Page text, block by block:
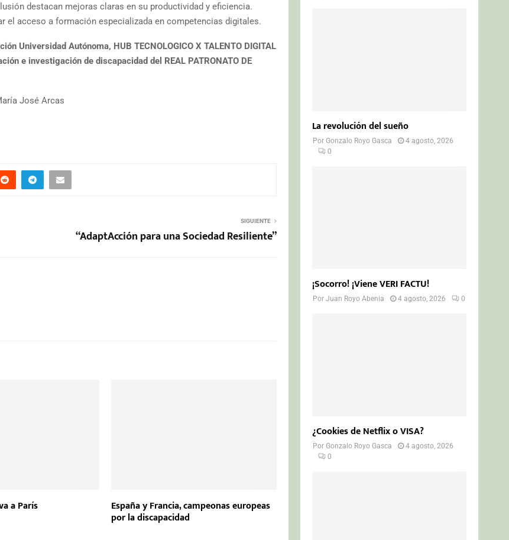
destacan mejoras claras en su productividad y eficiencia.
el acceso a formación especializada en competencias digitales.
Universidad Autónoma, HUB TECNOLOGICO X TALENTO DIGITAL
e investigación de discapacidad del REAL PATRONATO DE
José Arcas
SIGUIENTE
“AdaptAcción para una Sociedad Resiliente”
a París España y Francia, campeonas europeas
por la discapacidad
La revolución del sueño
PorGonzalo Royo Gasca
4 agosto, 2026
0
¡Socorro! ¡Viene VERI FACTU!
PorJuan Royo Abenia 4 agosto, 2026 0
¿Cookies de Netflix o VISA?
PorGonzalo Royo Gasca
4 agosto, 2026
0